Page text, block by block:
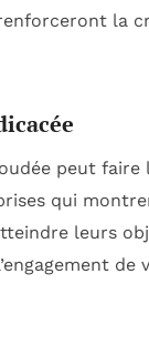
la
peut faire
qui
leurs
de